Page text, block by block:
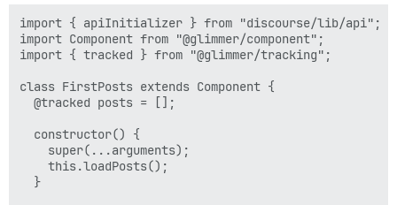
import { apiInitializer } from "discourse/lib/api";
import Component from "@glimmer/component";
import { tracked } from "@glimmer/tracking";
class FirstPosts extends Component {
  @tracked posts = [];
  constructor() {
    super(...arguments);
    this.loadPosts();
  }